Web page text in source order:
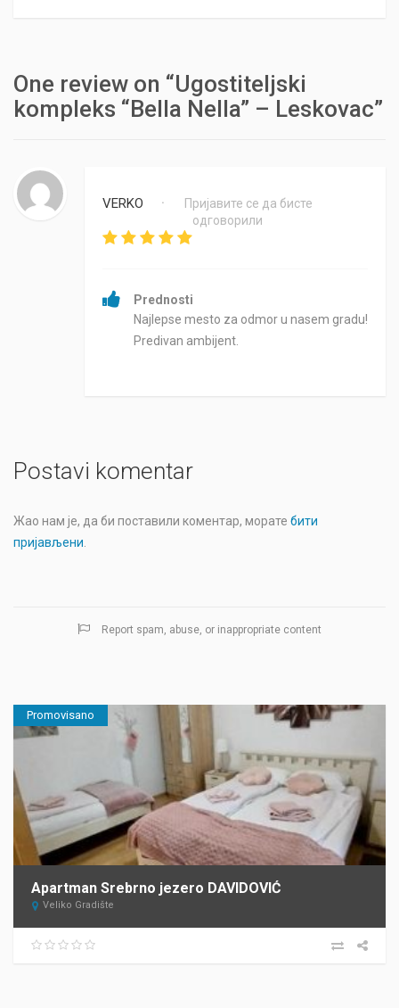
One review on “Ugostiteljski
kompleks “Bella Nella” – Leskovac”
VERKO •
Пријавите се да бисте
одговорили
Prednosti
Najlepse mesto za odmor u nasem gradu!
Predivan ambijent.
Postavi komentar
Жао нам је, да би поставили коментар, морате бити
пријављени
Report spam, abuse, or inappropriate content
Promovisano
Apartman Srebrno jezero DAVIDOVIĆ
Veliko Gradište